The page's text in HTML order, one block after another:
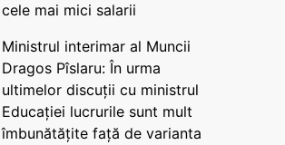
cele mai mici salarii
Ministrul interimar al Muncii
Dragos Pîslaru: În urma
ultimelor discuții cu ministrul
Educației lucrurile sunt mult
îmbunătățite față de varianta